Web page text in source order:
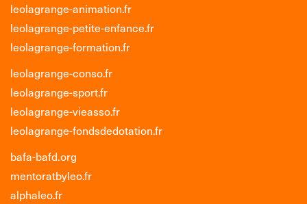
leolagrange-animation.fr
leolagrange-petite-enfance.fr
leolagrange-formation.fr
leolagrange-conso.fr
leolagrange-sport.fr
leolagrange-vieasso.fr
leolagrange-fondsdedotation.fr
bafa-bafd.org
mentoratbyleo.fr
alphaleo.fr